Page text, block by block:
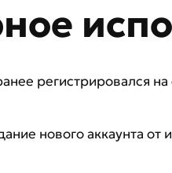
регистрировался
нового аккаунта от